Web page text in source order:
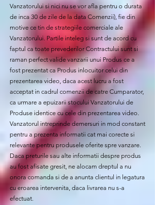
Vanzatorului si nici nu se vor afla pentru o durata
de inca 30 de zile de la data Comenzii), fie din
motive ce tin de strategiile comerciale ale
Vanzatorului. Partile inteleg si sunt de acord cu
faptul ca toate prevederilor Contractului sunt si
raman perfect valide vanzarii unui Produs ce a
fost prezentat ca Produs inlocuitor celui din
prezentarea video, daca acest lucru a fost
acceptat in cadrul comenzii de catre Cumparator,
ca urmare a epuizarii stocului Vanzatorului de
Produse identice cu cele din prezentarea video.
Vanzatorul intreprinde demersuri in mod constant
pentru a prezenta informatii cat mai corecte si
relevante pentru produsele oferite spre vanzare.
Daca preturile sau alte informatii despre produs
au fost afisate gresit, ne alocam dreptul a nu
onora comanda si de a anunta clientul in legatura
cu eroarea intervenita, daca livrarea nu s-a
efectuat.